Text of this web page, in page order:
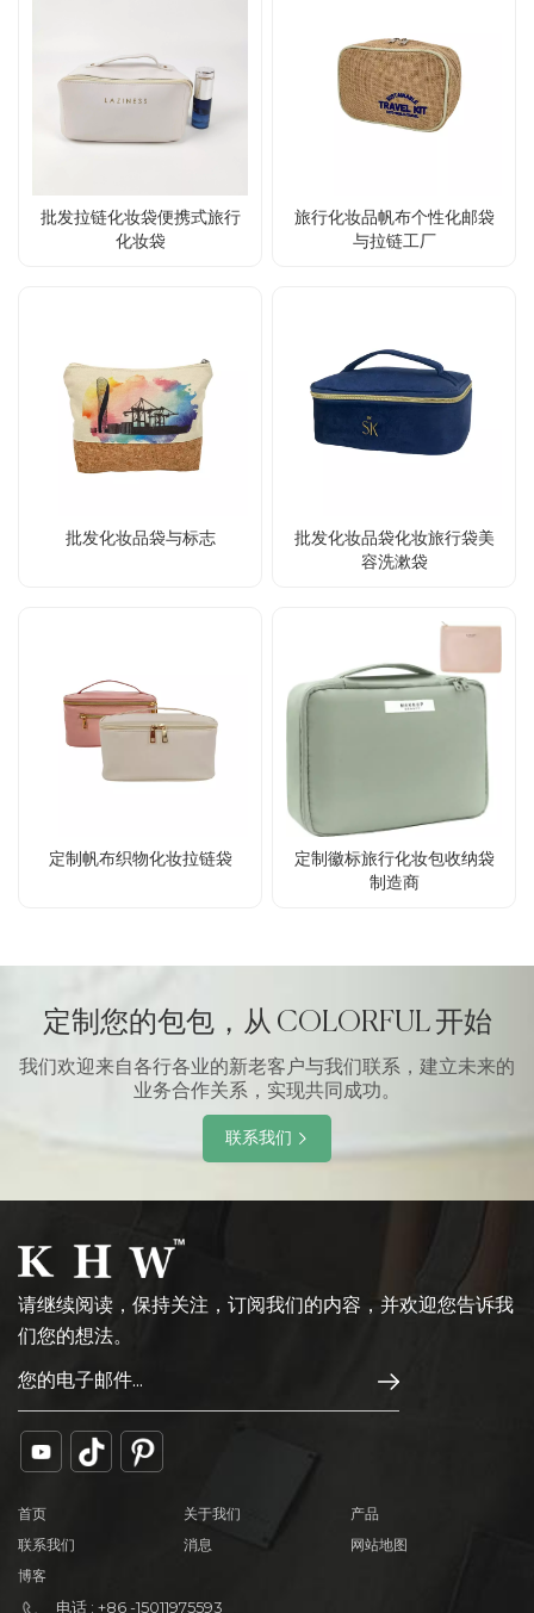
批发拉链化妆袋便携式旅行
化妆袋
旅行化妆品帆布个性化邮袋
与拉链工厂
批发化妆品袋与标志
批发化妆品袋化妆旅行袋美
容洗漱袋
定制帆布织物化妆拉链袋
定制徽标旅行化妆包收纳袋
制造商
定制您的包包，从 COLORFUL 开始
我们欢迎来自各行各业的新老客户与我们联系，建立未来的
业务合作关系，实现共同成功。
联系我们
请继续阅读，保持关注，订阅我们的内容，并欢迎您告诉我
们您的想法。
首页 关于我们
产品
联系我们
消息
网站地图
博客
电话 : +86 -15011975593